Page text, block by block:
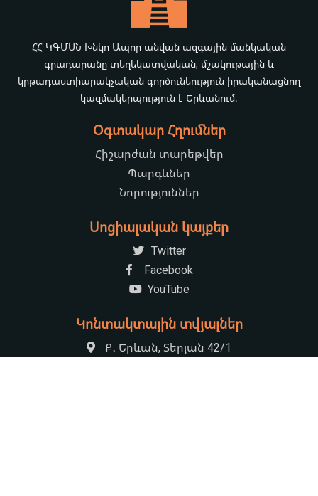
ՀՀ ԿԳՄՍՆ Խնկո Ապոր անվան ազգային մանկական
գրադարանը տեղեկատվական, մշակութային և
կրթադաստիարակչական գործունեություն իրականացնող
կազմակերպություն է Երևանում։
Օգտակար Հղումներ
Հիշարժան տարեթվեր
Պարգևներ
Նորություններ
Սոցիալական կայքեր
Twitter
Facebook
YouTube
Կոնտակտային տվյալներ
Ք․ Երևան, Տերյան 42/1